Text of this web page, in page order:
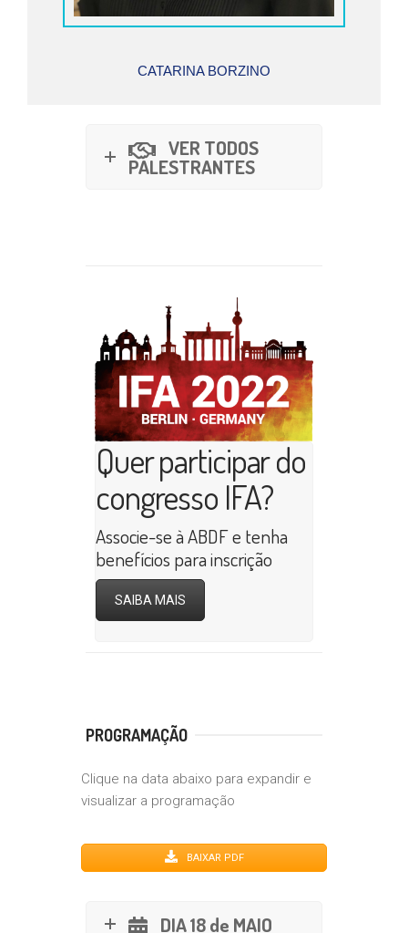
CATARINA BORZINO
VER TODOS
PALESTRANTES
Quer participar do
congresso IFA?
Associe-se à ABDF e tenha
benefícios para inscrição
SAIBA MAIS
PROGRAMAÇÃO
Clique na data abaixo para expandir e
visualizar a programação
BAIXAR PDF
DIA 18 de MAIO